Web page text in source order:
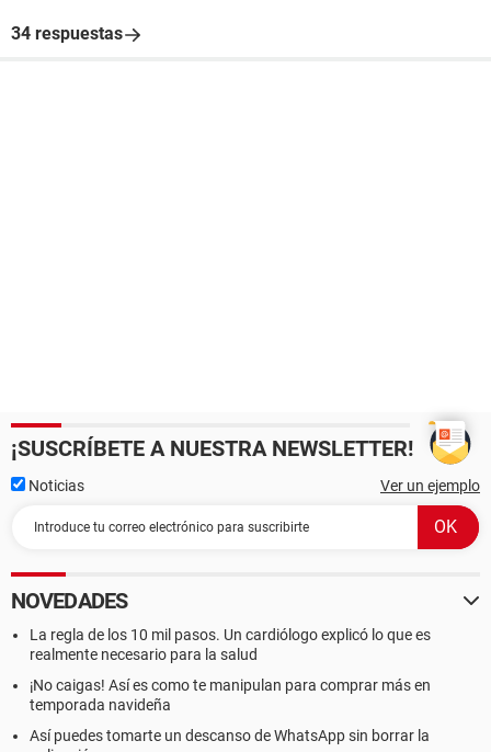
34 respuestas
¡SUSCRÍBETE A NUESTRA NEWSLETTER!
Noticias Ver un ejemplo
NOVEDADES
La regla de los 10 mil pasos. Un cardiólogo explicó lo que es
realmente necesario para la salud
¡No caigas! Así es como te manipulan para comprar más en
temporada navideña
Así puedes tomarte un descanso de WhatsApp sin borrar la